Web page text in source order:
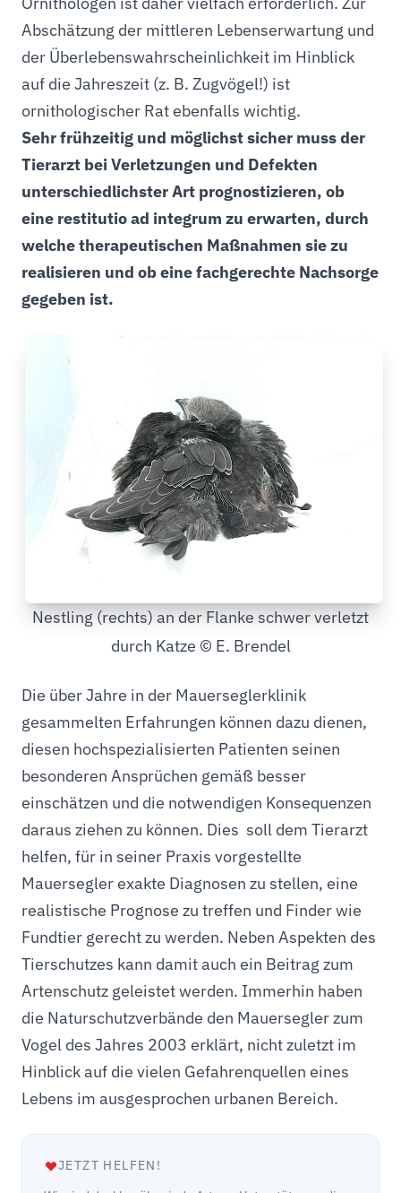
Abschätzung der mittleren Lebenserwartung und
der Überlebenswahrscheinlichkeit im Hinblick
auf die Jahreszeit (z. B. Zugvögel!) ist
ornithologischer Rat ebenfalls wichtig.
Sehr frühzeitig und möglichst sicher muss der
Tierarzt bei Verletzungen und Defekten
unterschiedlichster Art prognostizieren, ob
eine restitutio ad integrum zu erwarten, durch
welche therapeutischen Maßnahmen sie zu
realisieren und ob eine fachgerechte Nachsorge
gegeben ist.
Nestling (rechts) an der Flanke schwer verletzt
durch Katze © E. Brendel
Die über Jahre in der Mauerseglerklinik
gesammelten Erfahrungen können dazu dienen,
diesen hochspezialisierten Patienten seinen
besonderen Ansprüchen gemäß besser
einschätzen und die notwendigen Konsequenzen
daraus ziehen zu können. Dies soll dem Tierarzt
helfen, für in seiner Praxis vorgestellte
Mauersegler exakte Diagnosen zu stellen, eine
realistische Prognose zu treffen und Finder wie
Fundtier gerecht zu werden. Neben Aspekten des
Tierschutzes kann damit auch ein Beitrag zum
Artenschutz geleistet werden. Immerhin haben
die Naturschutzverbände den Mauersegler zum
Vogel des Jahres 2003 erklärt, nicht zuletzt im
Hinblick auf die vielen Gefahrenquellen eines
Lebens im ausgesprochen urbanen Bereich.
JETZT HELFEN!